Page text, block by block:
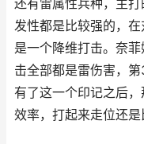
还有雷属性兵种，主
发性都是比较强的，
是一个降维打击。奈
击全部都是雷伤害，
有了这一个印记之后
效率，打起来走位还是